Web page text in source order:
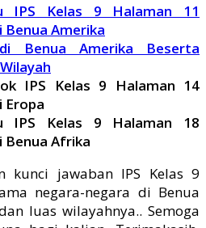
IPS Kelas 9 Halaman 11
Amerika
Benua Amerika Beserta
IPS Kelas 9 Halaman 14
Eropa
IPS Kelas 9 Halaman 18
Benua Afrika
kunci jawaban IPS Kelas 9
negara-negara di Benua
luas wilayahnya.. Semoga